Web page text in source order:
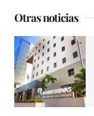
Otras noticias